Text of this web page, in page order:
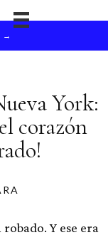
→
York:
corazón
Y ese era